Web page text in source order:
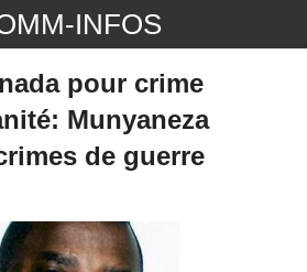
INFOS
pour crime
Munyaneza
de guerre